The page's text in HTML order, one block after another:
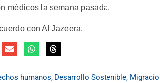
médicos la semana pasada.
con Al Jazeera.
humanos, Desarrollo Sostenible,